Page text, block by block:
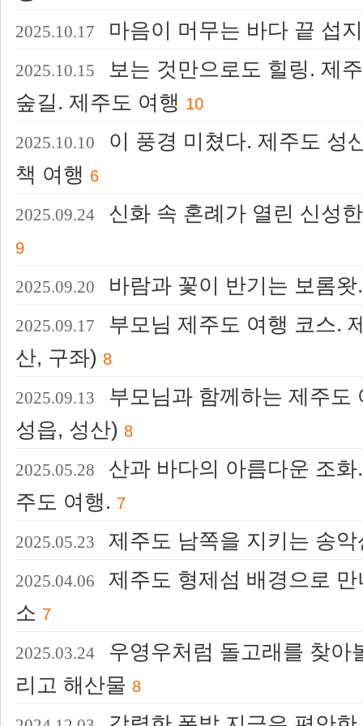
2025.10.17 마음이 머무는 바다 끝 섭
2025.10.15
보는 것만으로도 힐링. 제
숲길. 제주도 여행 10
2025.10.10
이 풍경 미쳤다. 제주도 성
책 여행 6
2025.09.24 신화 속 혼례가 열린 신성
9
2025.09.20 바람과 꽃이 반기는 보롬
2025.09.17
부모님 제주도 여행 코스.
산, 구좌) 8
2025.09.13
부모님과 함께하는 제주도
성읍, 성산) 8
2025.05.28
산과 바다의 아름다운 조
주도 여행. 7
2025.05.23 제주도 남쪽을 지키는 송
2025.04.06
제주도 형제섬 배경으로
소 7
2025.03.24
우영우처럼 돌고래를 찾아
리고 해산물 8